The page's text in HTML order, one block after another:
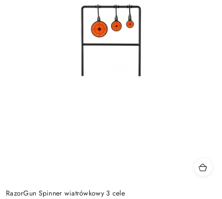
RazorGun Spinner wiatrówkowy 3 cele